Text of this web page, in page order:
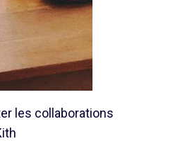
les collaborations